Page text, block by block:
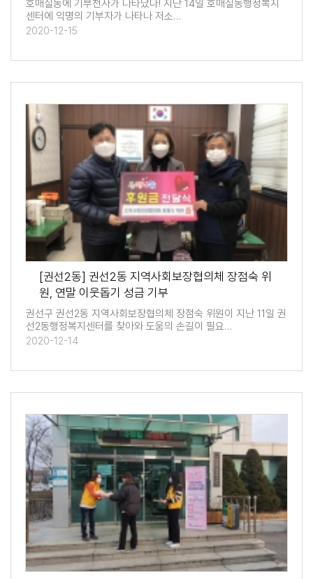
호매실동에 기부천사가 나타났다! 지난 14일 호매실동행정복지
센터에 익명의 기부자가 나타나 저소…
2020-12-15
[권선2동] 권선2동 지역사회보장협의체 장점숙 위
원, 연말 이웃돕기 성금 기부
권선구 권선2동 지역사회보장협의체 장점숙 위원이 지난 11일 권
선2동행정복지센터를 찾아와 도움의 손길이 필요…
2020-12-14